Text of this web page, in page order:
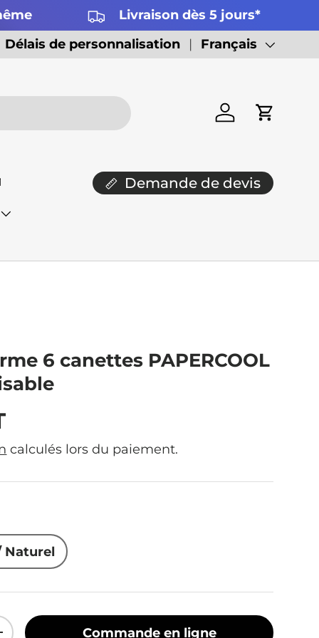
Livraison dès 5 jours*
Délais de personnalisation Langue
Français
Se connecter
Panier
Demande de devis
6 canettes PAPERCOOL
calculés lors du paiement.
Naturel
Commande en ligne